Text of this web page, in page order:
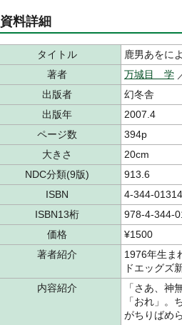
資料詳細
タイトル
鹿男あをに
著者
万城目 学
出版者
幻冬舎
出版年
2007.4
ページ数
394p
大きさ
20cm
NDC分類(9版)
913.6
ISBN
4-344-
ISBN13桁
978-4-344-
価格
¥1500
著者紹介
1976年生ま
ドエッグズ
内容紹介
「さあ、
「おれ」。
がちりばめ